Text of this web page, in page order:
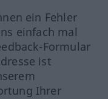
ein Fehler
einfach mal
Formular
ist
Ihrer